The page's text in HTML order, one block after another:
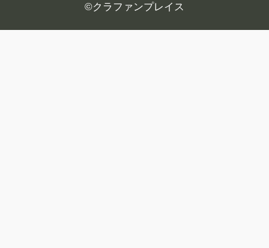
©クラファンプレイス